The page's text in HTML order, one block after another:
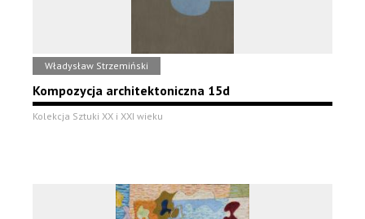
Władysław Strzemiński
Kompozycja architektoniczna 15d
Kolekcja Sztuki XX i XXI wieku